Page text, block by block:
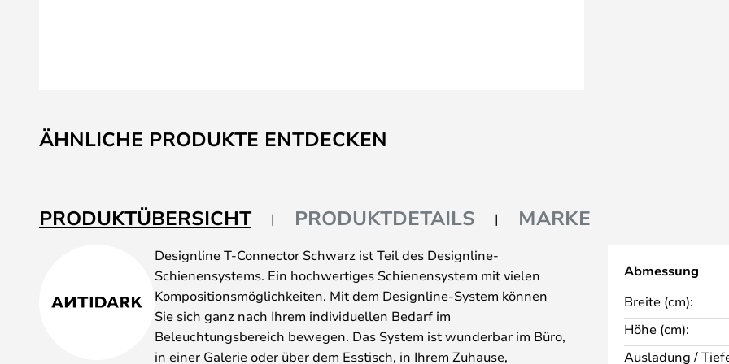
Anfang
der
ÄHNLICHE PRODUKTE ENTDECKEN
PRODUKTÜBERSICHT PRODUKTDETAILS MARKE
Designline T-Connector Schwarz ist Teil des Designline-
Schienensystems. Ein hochwertiges Schienensystem mit vielen
Kompositionsmöglichkeiten. Mit dem Designline-System können
Sie sich ganz nach Ihrem individuellen Bedarf im
Beleuchtungsbereich bewegen. Das System ist wunderbar im Büro,
in einer Galerie oder über dem Esstisch, in Ihrem Zuhause,
Abmessung
Breite (cm):
Höhe (cm):
Ausladung /